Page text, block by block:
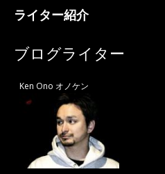
ライター紹介
ブログライター
Ken Ono オノケン